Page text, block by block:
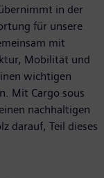
in der
für unsere
mit
Mobilität und
wichtigen
Mit Cargo sous
nachhaltigen
darauf, Teil dieses